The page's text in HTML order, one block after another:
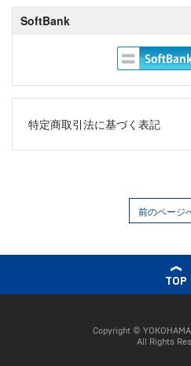
SoftBank
特定商取引法に基づく表記
前のページ
TOP
Copyright © YOKOHAMA
All Rights